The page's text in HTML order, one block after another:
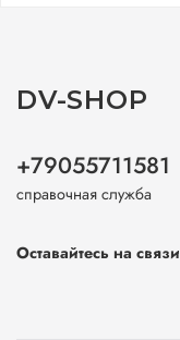
DV-SHOP
+79055711581
справочная служба
Оставайтесь на связи